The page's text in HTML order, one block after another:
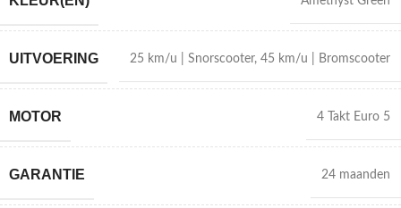
UITVOERING 25 km/u | Snorscooter, 45 km/u | Bromscooter
MOTOR 4 Takt Euro 5
GARANTIE 24 maanden